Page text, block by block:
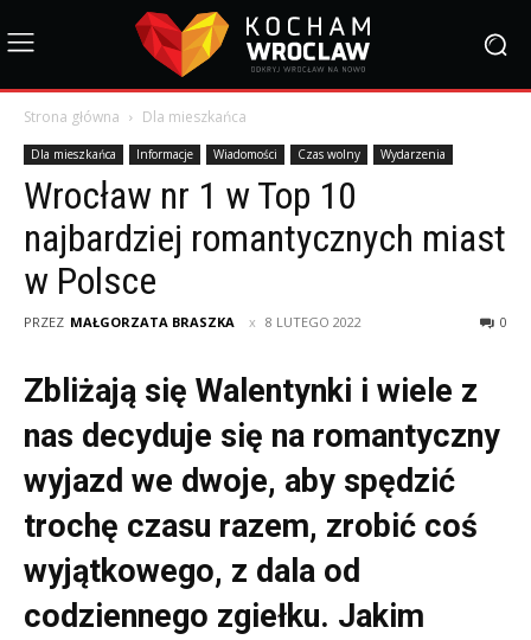
Strona główna Dla mieszkańca
Dla mieszkańca Informacje Wiadomości Czas wolny Wydarzenia
Wrocław nr 1 w Top 10
najbardziej romantycznych miast
w Polsce
PRZEZ MAŁGORZATA BRASZKA 8 LUTEGO 2022 0
Zbliżają się Walentynki i wiele z
nas decyduje się na romantyczny
wyjazd we dwoje, aby spędzić
trochę czasu razem, zrobić coś
wyjątkowego, z dala od
codziennego zgiełku. Jakim